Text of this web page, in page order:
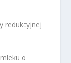
redukcyjnej
o